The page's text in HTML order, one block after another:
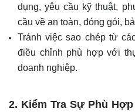
dụng, yêu cầu kỹ thuật,
cầu về an toàn, đóng gói,
Tránh việc sao chép từ
điều chỉnh phù hợp với
doanh nghiệp.
2. Kiểm Tra Sự Phù